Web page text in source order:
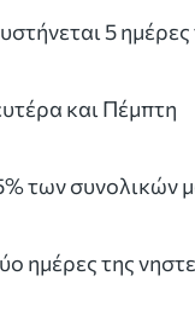
5 ημέρες
και Πέμπτη
των συνολικών
ημέρες της